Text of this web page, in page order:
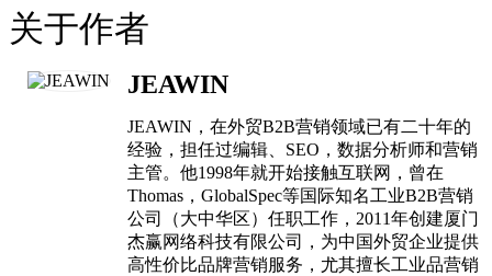
关于作者
JEAWIN
JEAWIN，在外贸B2B营销领域已有二十年的
经验，担任过编辑、SEO，数据分析师和营销
主管。他1998年就开始接触互联网，曾在
Thomas，GlobalSpec等国际知名工业B2B营销
公司（大中华区）任职工作，2011年创建厦门
杰赢网络科技有限公司，为中国外贸企业提供
高性价比品牌营销服务，尤其擅长工业品营销